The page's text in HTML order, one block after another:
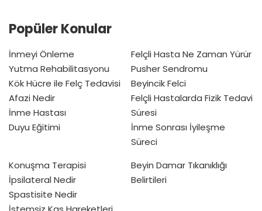
Popüler Konular
İnmeyi Önleme
Yutma Rehabilitasyonu
Kök Hücre ile Felç Tedavisi
Afazi Nedir
İnme Hastası
Duyu Eğitimi
Felçli Hasta Ne Zaman Yürür
Pusher Sendromu
Beyincik Felci
Felçli Hastalarda Fizik Tedavi
Süresi
İnme Sonrası İyileşme
Süreci
Konuşma Terapisi
İpsilateral Nedir
Spastisite Nedir
Beyin Damar Tıkanıklığı
Belirtileri